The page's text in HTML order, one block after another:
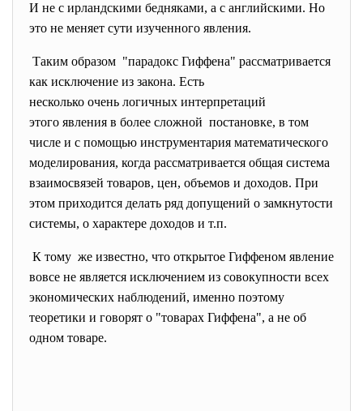
И не с ирландскими бедняками, а с английскими. Но
это не меняет сути изученного явления.
Таким образом "парадокс Гиффена" рассматривается
как исключение из закона. Есть
несколько очень логичных интерпретаций
этого явления в более сложной постановке, в том
числе и с помощью инструментария математического
моделирования, когда рассматривается общая система
взаимосвязей товаров, цен, объемов и доходов. При
этом приходится делать ряд допущений о замкнутости
системы, о характере доходов и т.п.
К тому же известно, что открытое Гиффеном явление
вовсе не является исключением из совокупности всех
экономических наблюдений, именно поэтому
теоретики и говорят о "товарах Гиффена", а не об
одном товаре.